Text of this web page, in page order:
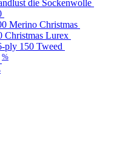
die Sockenwolle
Merino Christmas
Christmas Lurex
ply 150 Tweed
%